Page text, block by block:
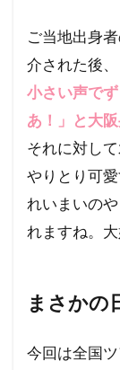
ご当地出身
介された後、
小さい声で
あ！」と大
それに対し
やりとり可愛
れいまいの
れますね。大
まさかの
今回は全国